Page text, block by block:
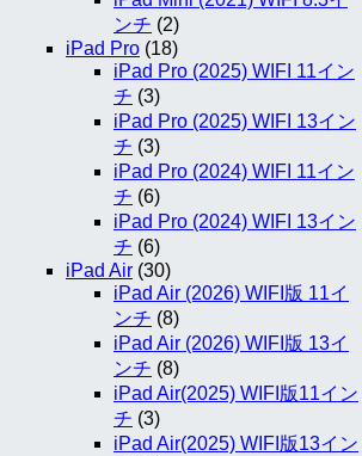
ンチ (2)
iPad Pro (18)
iPad Pro (2025) WIFI 11イン
チ (3)
iPad Pro (2025) WIFI 13イン
チ (3)
iPad Pro (2024) WIFI 11イン
チ (6)
iPad Pro (2024) WIFI 13イン
チ (6)
iPad Air (30)
iPad Air (2026) WIFI版 11イ
ンチ (8)
iPad Air (2026) WIFI版 13イ
ンチ (8)
iPad Air(2025) WIFI版11イン
チ (3)
iPad Air(2025) WIFI版13イン